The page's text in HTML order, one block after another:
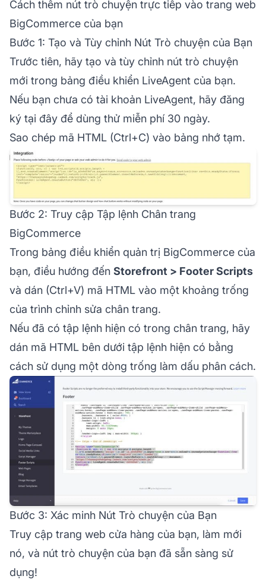
Cách thêm nút trò chuyện trực tiếp vào trang web
BigCommerce của bạn
Bước 1: Tạo và Tùy chỉnh Nút Trò chuyện của Bạn
Trước tiên, hãy tạo và tùy chỉnh nút trò chuyện
mới trong bảng điều khiển LiveAgent của bạn.
Nếu bạn chưa có tài khoản LiveAgent, hãy đăng
ký tại đây để dùng thử miễn phí 30 ngày.
Sao chép mã HTML (Ctrl+C) vào bảng nhớ tạm.
Bước 2: Truy cập Tập lệnh Chân trang
BigCommerce
Trong bảng điều khiển quản trị BigCommerce của
bạn, điều hướng đến Storefront > Footer Scripts
và dán (Ctrl+V) mã HTML vào một khoảng trống
của trình chỉnh sửa chân trang.
Nếu đã có tập lệnh hiện có trong chân trang, hãy
dán mã HTML bên dưới tập lệnh hiện có bằng
cách sử dụng một dòng trống làm dấu phân cách.
Bước 3: Xác minh Nút Trò chuyện của Bạn
Truy cập trang web cửa hàng của bạn, làm mới
nó, và nút trò chuyện của bạn đã sẵn sàng sử
dụng!